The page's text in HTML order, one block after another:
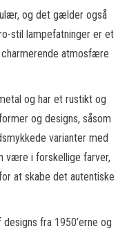
og det gælder også
stil lampefatninger er et
atmosfære
og har et rustikt og
og designs, såsom
varianter med
være i forskellige farver,
at skabe det autentiske
fra 1950’erne og